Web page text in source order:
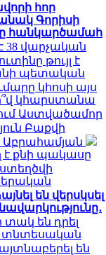
հոր
Գորիսի
հանկարծամահ
38 վարչական
թույլ է
պետական
կհոսի այս
կհարստանա
Աստվածամոր
Բաքվի
Աբրահամյան
է քնի պակասը
են վերսկսել
տակ են դրել
տնտեսական
են